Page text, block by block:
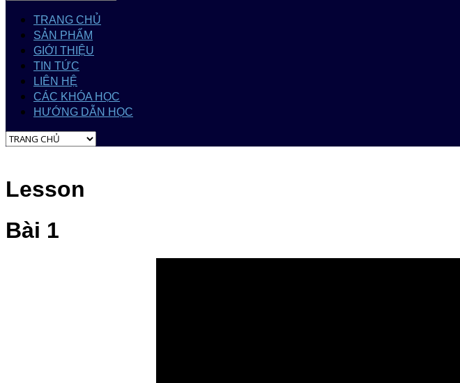
TRANG CHỦ
SẢN PHẨM
GIỚI THIỆU
TIN TỨC
LIÊN HỆ
CÁC KHÓA HỌC
HƯỚNG DẪN HỌC
Lesson
Bài 1